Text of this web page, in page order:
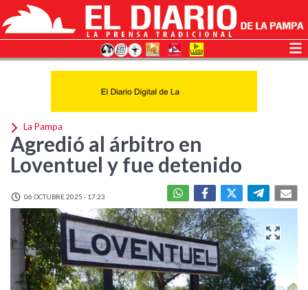
La Pampa
Agredió al árbitro en
Loventuel y fue detenido
06 OCTUBRE 2025 - 17:23